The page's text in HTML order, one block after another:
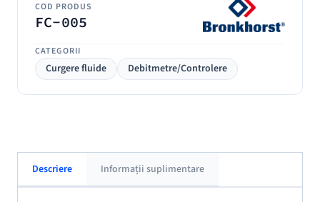
COD PRODUS
FC-005
CATEGORII
Curgere fluide Debitmetre/Controlere
Descriere Informații suplimentare